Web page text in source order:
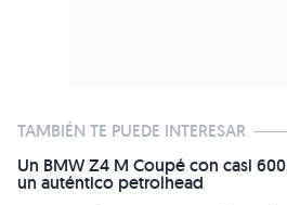
TAMBIÉN TE PUEDE INTERESAR
Un BMW Z4 M Coupé con casi
un auténtico petrolhead